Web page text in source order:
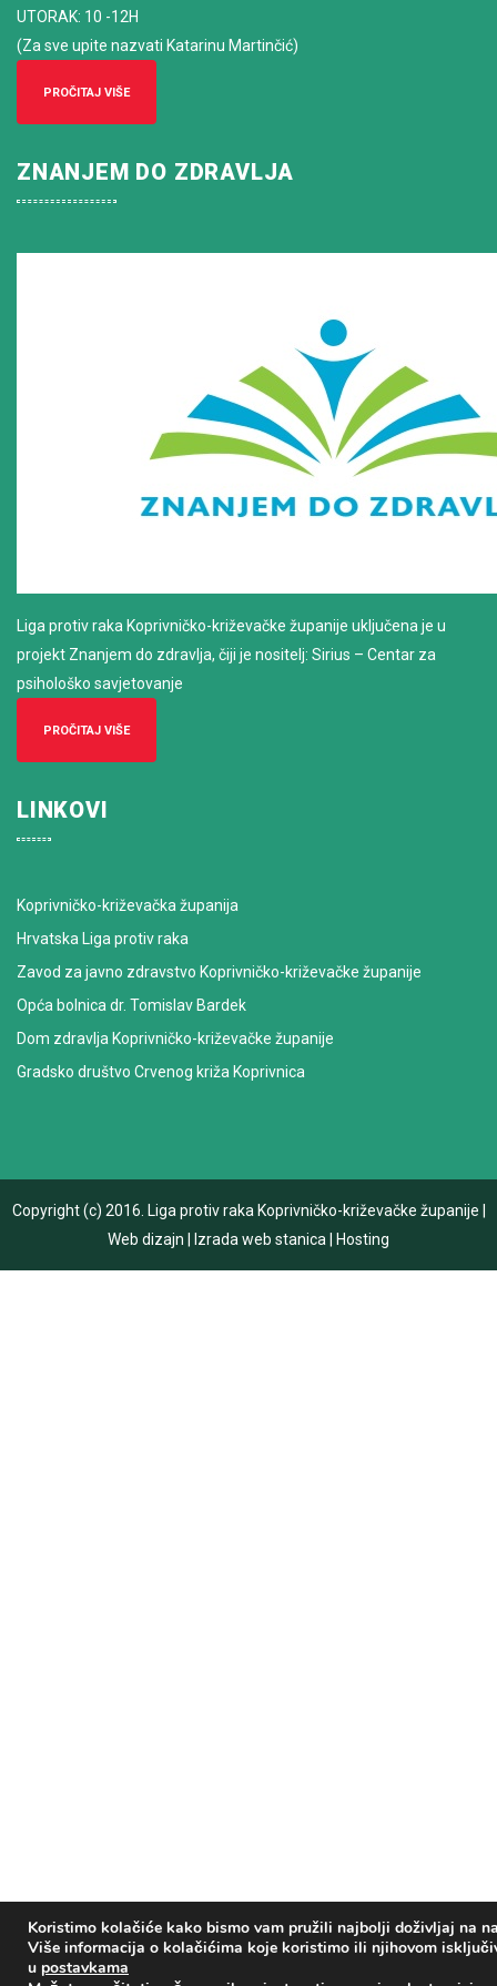
Koristimo kolačiće kako bismo vam pružili najbolji doživljaj na
Više informacija o kolačićima koje koristimo ili njihovom
u postavkama
UTORAK: 10 -12H
(Za sve upite nazvati Katarinu Martinčić)
PROČITAJ VIŠE
ZNANJEM DO ZDRAVLJA
Liga protiv raka Koprivničko-križevačke županije uključena je u
projekt Znanjem do zdravlja, čiji je nositelj: Sirius – Centar za
psihološko savjetovanje
PROČITAJ VIŠE
LINKOVI
Koprivničko-križevačka županija
Hrvatska Liga protiv raka
Zavod za javno zdravstvo Koprivničko-križevačke županije
Opća bolnica dr. Tomislav Bardek
Dom zdravlja Koprivničko-križevačke županije
Gradsko društvo Crvenog križa Koprivnica
Copyright (c) 2016. Liga protiv raka Koprivničko-križevačke županije
Web dizajn
Izrada web stanica Hosting